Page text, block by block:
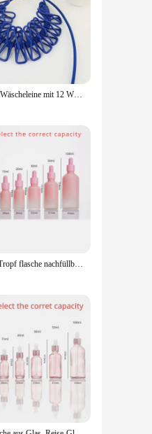
park or any
streets or
featuring a plush
such as a
sidewalks to
whether
Tragbare Wäscheleine mit 12 Wäsche klammern, Reise Wäscheleine dehnbare versenkbare elastische Wäsche kleidung Trocknungs linie für den Außenbereich
1 stücke Tropf flasche nachfüllbare Glas leere ätherische Öl Aroma therapie Flaschen tragbare Reise flüssige Pipetten Flaschen Behälter